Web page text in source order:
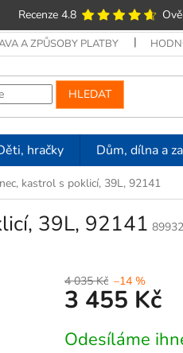
Recenze 4.8
A ZPŮSOBY PLATBY
HLEDAT
hračky Dům, dílna a
kastrol s poklicí, 39L, 92141
39L, 92141 89932
4 035 Kč –14 %
3 455 Kč
cena:
Odesíláme